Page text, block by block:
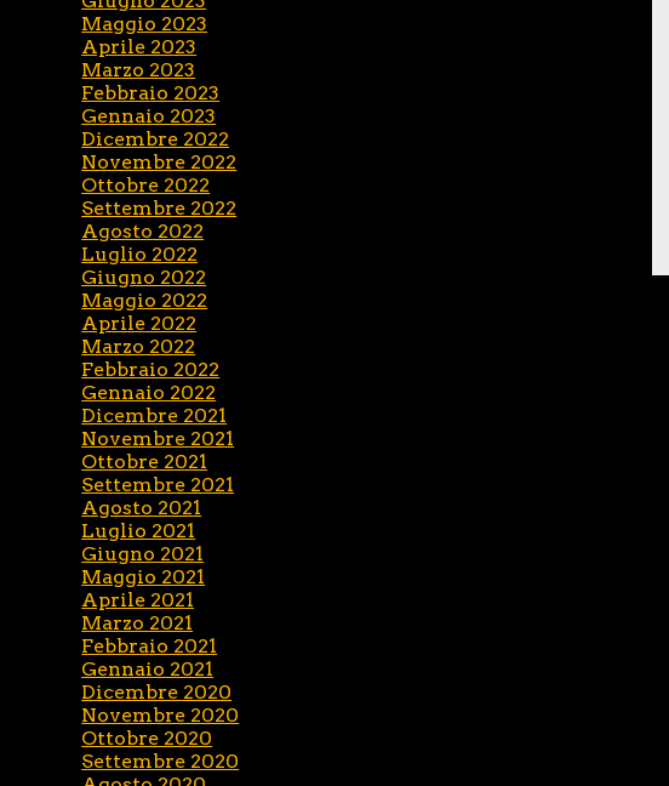
Maggio 2023
Aprile 2023
Marzo 2023
Febbraio 2023
Gennaio 2023
Dicembre 2022
Novembre 2022
Ottobre 2022
Settembre 2022
Agosto 2022
Luglio 2022
Giugno 2022
Maggio 2022
Aprile 2022
Marzo 2022
Febbraio 2022
Gennaio 2022
Dicembre 2021
Novembre 2021
Ottobre 2021
Settembre 2021
Agosto 2021
Luglio 2021
Giugno 2021
Maggio 2021
Aprile 2021
Marzo 2021
Febbraio 2021
Gennaio 2021
Dicembre 2020
Novembre 2020
Ottobre 2020
Settembre 2020